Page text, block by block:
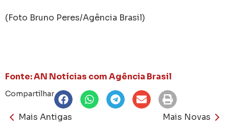
(Foto Bruno Peres/Agência Brasil)
Fonte: AN Notícias com Agência Brasil
Compartilhar
Mais Antigas Mais Novas